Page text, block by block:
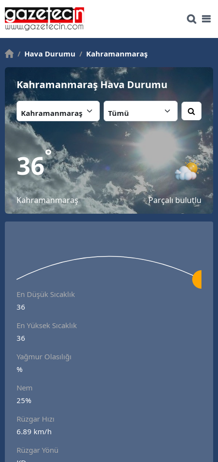
/ Hava Durumu / Kahramanmaraş
Kahramanmaraş Hava Durumu
36°
Kahramanmaraş Parçalı bulutlu
En Düşük Sıcaklık
36
En Yüksek Sıcaklık
36
Yağmur Olasılığı
%
Nem
25%
Rüzgar Hızı
6.89 km/h
Rüzgar Yönü